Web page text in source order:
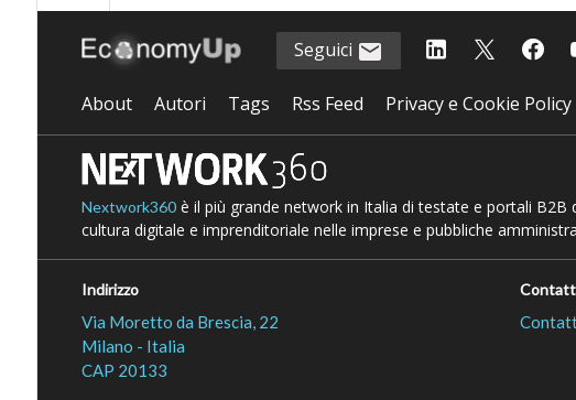
Seguici
About Autori Tags Rss Feed Privacy e Cookie Policy
Nextwork360è il più grande network in Italia di testate e portali B2B
cultura digitale e imprenditoriale nelle imprese e pubbliche
Indirizzo
Via Moretto da Brescia, 22
Milano - Italia
CAP 20133